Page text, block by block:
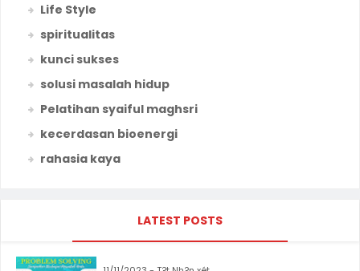
Life Style
spiritualitas
kunci sukses
solusi masalah hidup
Pelatihan syaiful maghsri
kecerdasan bioenergi
rahasia kaya
LATEST POSTS